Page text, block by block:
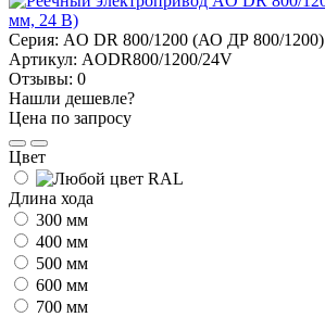
Серия: AO DR 800/1200 (АО ДР 800/1200)
Артикул: AODR800/1200/24V
Отзывы: 0
Нашли дешевле?
Цена по запросу
Цвет
Длина хода
300 мм
400 мм
500 мм
600 мм
700 мм